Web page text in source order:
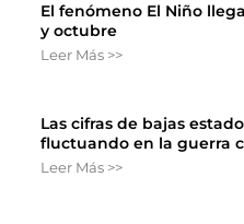
El fenómeno El Niño
y octubre
Leer Más >>
Las cifras de bajas
fluctuando en la guerra
Leer Más >>